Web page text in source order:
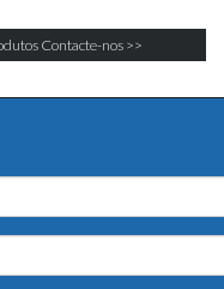
Contacte-nos >>